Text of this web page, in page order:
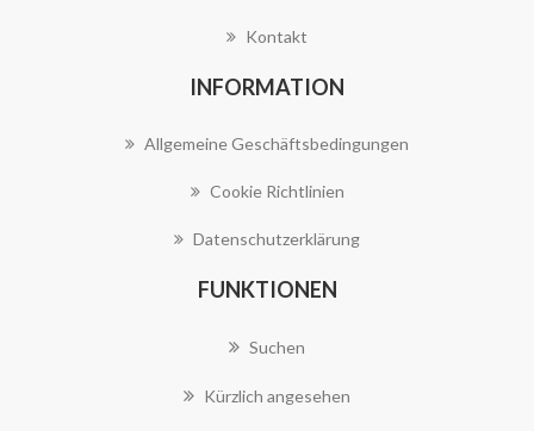
Kontakt
INFORMATION
Allgemeine Geschäftsbedingungen
Cookie Richtlinien
Datenschutzerklärung
FUNKTIONEN
Suchen
Kürzlich angesehen